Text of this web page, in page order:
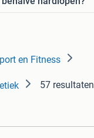
en Fitness
57 resultaten